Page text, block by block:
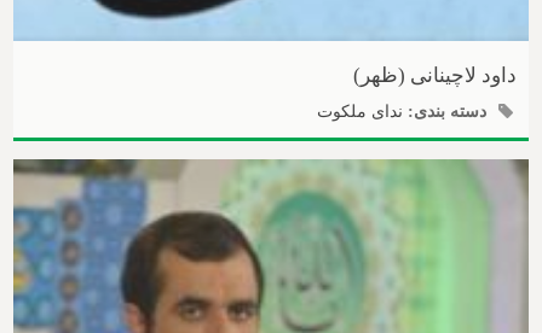
داود لاچینانی (ظهر)
دسته بندی: ندای ملکوت